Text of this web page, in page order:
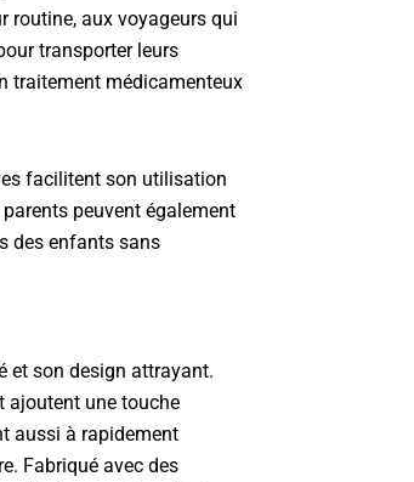
routine, aux voyageurs qui
transporter leurs
traitement médicamenteux
facilitent son utilisation
peuvent également
des enfants sans
et son design attrayant.
ajoutent une touche
aussi à rapidement
Fabriqué avec des